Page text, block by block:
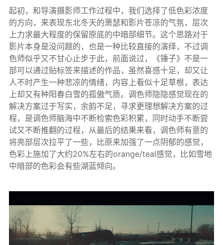
起初，和导演摄影师工作过程中，我们选择了低色彩浓度
的方向，来表现东北冬天的萧瑟和影片苍凉的气氛，层次
上力求最大程度的保留原底的中暗部细节。这个思路对于
影片本身是没问题的，也是一种比较直接的演绎，不过调
色师似乎又不甘心止步于此，前面说过，《锤子》不是一
部可以通过贴标签来描述的作品，虽然喜感十足，却又让
人不时产生一种悲凉的情绪，内容上看似十足草根，表达
上却又有种阳春白雪的孤傲气质。调色师隐隐感觉现在的
解决方案过于写实，余韵不足，寻求更理想解决方案的过
程，是调色师脑海中不断检索色彩积累，同时动手不断尝
试又不断推翻的过程，从最后的结果来看，调色师有意的
将亮部层次拉平了一些，比原来加强了一点阴郁的感觉，
色彩上施加了大约20%左右的orange/teal感觉，比如雪地
中暗部的色彩会有些湖蓝倾向。